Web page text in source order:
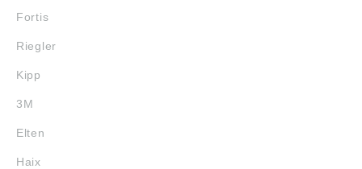
Fortis
Riegler
Kipp
3M
Elten
Haix